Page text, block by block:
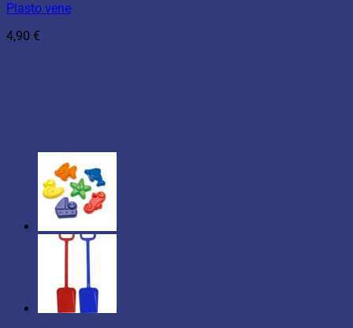
Plasto vene
4,90 €